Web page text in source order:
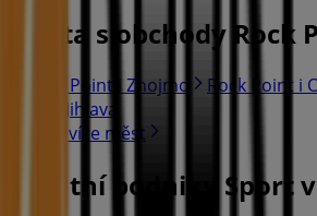
Města s obchody Rock
Rock Point i Znojmo Rock Point i
Point i Jihlava
Ukázat více měst
Ostatní podniky Sport